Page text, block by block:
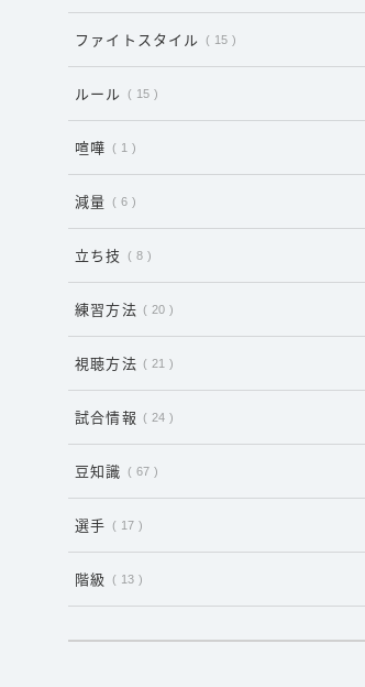
ファイトスタイル 15
ルール 15
喧嘩 1
減量 6
立ち技 8
練習方法 20
視聴方法 21
試合情報 24
豆知識 67
選手 17
階級 13